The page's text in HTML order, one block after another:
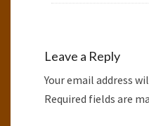
Leave a Reply
Your email address
Required fields are